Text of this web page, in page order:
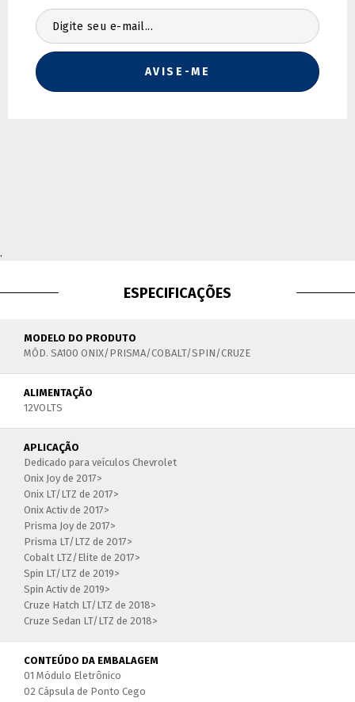
Não sei meu CEP
.
ESPECIFICAÇÕES
MODELO DO PRODUTO
MÓD. SA100 ONIX/PRISMA/COBALT/SPIN/CRUZE
ALIMENTAÇÃO
12VOLTS
APLICAÇÃO
Dedicado para veículos Chevrolet
Onix Joy de 2017>
Onix LT/LTZ de 2017>
Onix Activ de 2017>
Prisma Joy de 2017>
Prisma LT/LTZ de 2017>
Cobalt LTZ/Elite de 2017>
Spin LT/LTZ de 2019>
Spin Activ de 2019>
Cruze Hatch LT/LTZ de 2018>
Cruze Sedan LT/LTZ de 2018>
CONTEÚDO DA EMBALAGEM
01 Módulo Eletrônico
02 Cápsula de Ponto Cego